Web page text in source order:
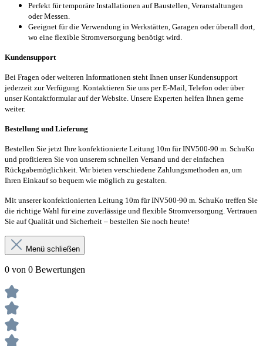
Perfekt für temporäre Installationen auf Baustellen, Veranstaltungen
oder Messen.
Geeignet für die Verwendung in Werkstätten, Garagen oder überall dort,
wo eine flexible Stromversorgung benötigt wird.
Kundensupport
Bei Fragen oder weiteren Informationen steht Ihnen unser Kundensupport
jederzeit zur Verfügung. Kontaktieren Sie uns per E-Mail, Telefon oder über
unser Kontaktformular auf der Website. Unsere Experten helfen Ihnen gerne
weiter.
Bestellung und Lieferung
Bestellen Sie jetzt Ihre konfektionierte Leitung 10m für INV500-90 m. SchuKo
und profitieren Sie von unserem schnellen Versand und der einfachen
Rückgabemöglichkeit. Wir bieten verschiedene Zahlungsmethoden an, um
Ihren Einkauf so bequem wie möglich zu gestalten.
Mit unserer konfektionierten Leitung 10m für INV500-90 m. SchuKo treffen Sie
die richtige Wahl für eine zuverlässige und flexible Stromversorgung. Vertrauen
Sie auf Qualität und Sicherheit – bestellen Sie noch heute!
Menü schließen
0 von 0 Bewertungen